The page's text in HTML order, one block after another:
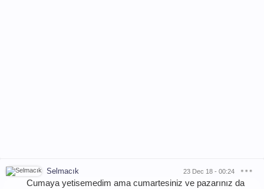
Selmacık 23 Dec 18 - 00:24
Cumaya yetisemedim ama cumartesiniz ve pazarınız da